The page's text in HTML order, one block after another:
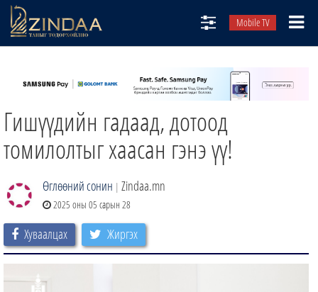
Mobile TV
ТВ8
ӨГЛӨӨНИЙ СОНИН
АУДИО ЗОХИОЛ
Гишүүдийн гадаад, дотоод
томилолтыг хаасан гэнэ үү!
Өглөөний сонин | Zindaa.mn
2025 оны 05 сарын 28
Хуваалцах Жиргэх